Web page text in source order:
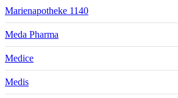
Marienapotheke 1140
Meda Pharma
Medice
Medis